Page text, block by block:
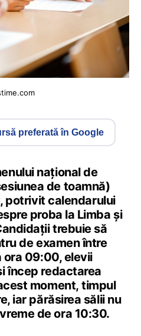
preferată în Google
național de
de toamnă)
potrivit calendarului
proba la Limba și
trebuie să
de examen între
ora 09:00, elevii
încep redactarea
moment, timpul
iar părăsirea sălii nu
de ora 10:30.